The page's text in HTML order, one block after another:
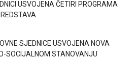
USVOJENA ČETIRI PROGRAMA
SJEDNICE USVOJENA NOVA
SOCIJALNOM STANOVANJU